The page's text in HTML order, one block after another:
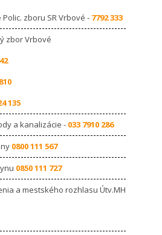
zboru SR Vrbové - 7792 333
zbor Vrbové
135
a kanalizácie - 033 7910 286
0800 111 567
0850 111 727
a mestského rozhlasu Útv.MH